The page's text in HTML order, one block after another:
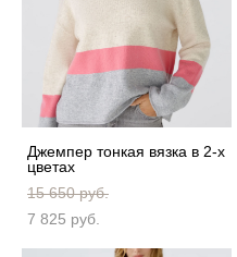
Джемпер тонкая вязка в 2-х
цветах
15 650 pуб.
7 825 pуб.